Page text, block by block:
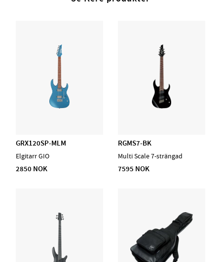
Passande etui: MB300C
Passande bag: Ibanez IBB540
GRX120SP-MLM
Elgitarr GIO
2850 NOK
RGMS7-BK
Multi Scale 7-strängad
7595 NOK